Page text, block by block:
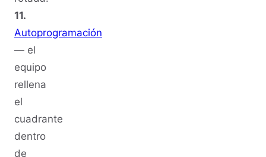
11.
Autoprogramación
— el
equipo
rellena
el
cuadrante
dentro
de